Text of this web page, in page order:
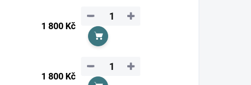
1 800 Kč
+
−
Do košíku
1 800 Kč
+
−